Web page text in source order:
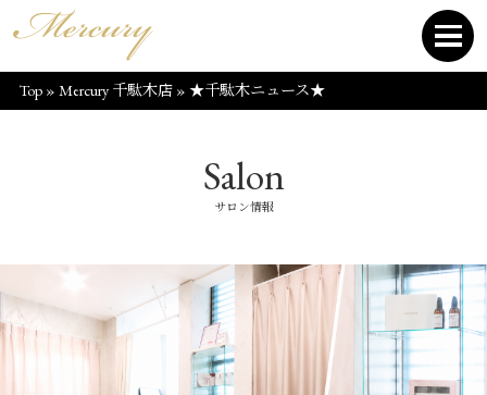
Top» Mercury 千駄木店» ★千駄木ニュース★
Salon
サロン情報